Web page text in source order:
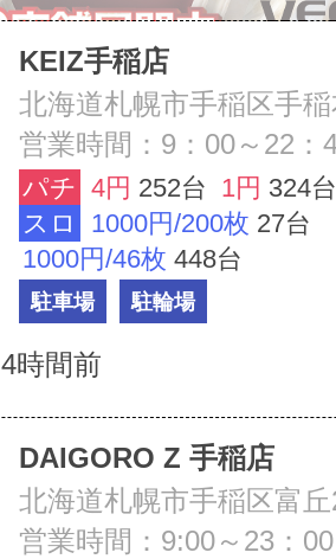
KEIZ手稲店
営業時間：9：00～22：
パチ 4円 252台 1円 324台
スロ
1000円/200枚 27台
1000円/46枚 448台
駐車場 駐輪場
4時間前
DAIGORO Z 手稲店
営業時間：9:00～23：00